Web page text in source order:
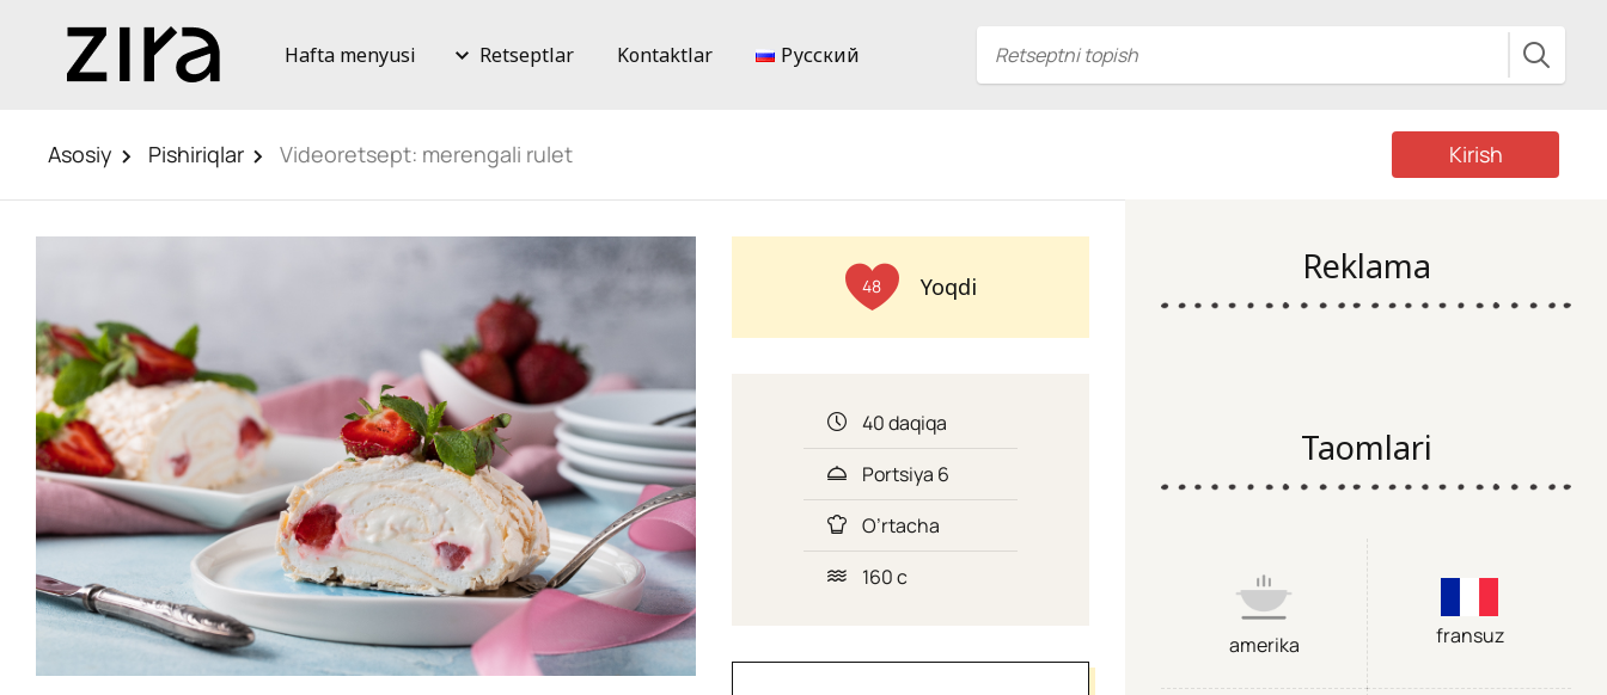
Hafta menyusi Retseptlar Kontaktlar Русский
Asosiy Pishiriqlar Videoretsept: merengali rulet Kirish
48 Yoqdi
40 daqiqa
Portsiya 6
O’rtacha
160 c
Reklama
Taomlari
amerika fransuz